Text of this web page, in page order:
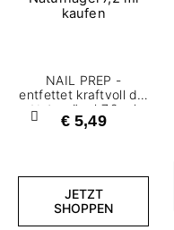
Zurück
NAIL PREP -
entfettet kraftvoll die
Naturnägel 7,2 ml
€ 5,49
JETZT
SHOPPEN